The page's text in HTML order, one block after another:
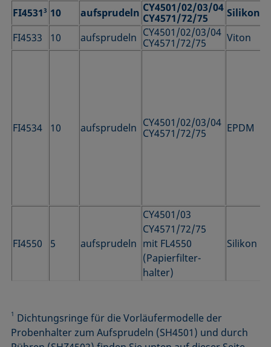
FI45313 10 aufsprudeln CY4501/02/03/04
CY4571/72/75
Silikon
FI4533
10 aufsprudeln CY4501/02/03/04
CY4571/72/75
Viton
FI4534 10 aufsprudeln CY4501/02/03/04
CY4571/72/75
EPDM
FI4550 5 aufsprudeln
CY4501/03
CY4571/72/75
mit FL4550
(Papierfilter­
halter)
Silikon
1 Dichtungsringe für die Vorläufermodelle der
Probenhalter zum Aufsprudeln (SH4501) und durch